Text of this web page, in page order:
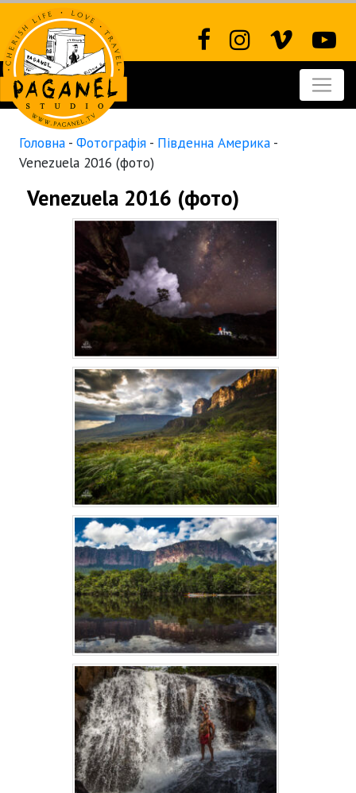
Головна- Фотографія- Південна Америка-
Venezuela 2016 (фото)
Venezuela 2016 (фото)